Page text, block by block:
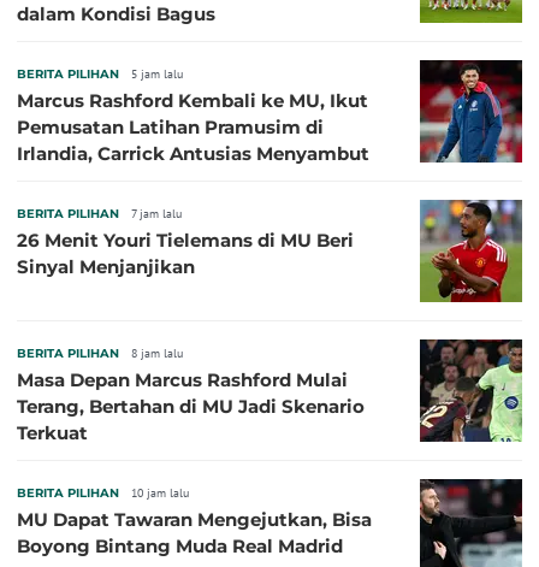
dalam Kondisi Bagus
BERITA PILIHAN 5 jam lalu
Marcus Rashford Kembali ke MU, Ikut
Pemusatan Latihan Pramusim di
Irlandia, Carrick Antusias Menyambut
BERITA PILIHAN 7 jam lalu
26 Menit Youri Tielemans di MU Beri
Sinyal Menjanjikan
BERITA PILIHAN 8 jam lalu
Masa Depan Marcus Rashford Mulai
Terang, Bertahan di MU Jadi Skenario
Terkuat
BERITA PILIHAN 10 jam lalu
MU Dapat Tawaran Mengejutkan, Bisa
Boyong Bintang Muda Real Madrid